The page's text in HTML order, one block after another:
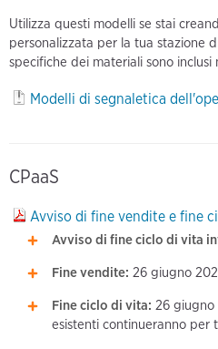
Utilizza questi modelli se stai
personalizzata per la tua stazione
specifiche dei materiali sono inclusi
Modelli di segnaletica
CPaaS
Avviso di fine vendite e fine
Avviso di fine ciclo di vita
Fine vendite: 26 giugno
Fine ciclo di vita: 26 giugno
esistenti continueranno per